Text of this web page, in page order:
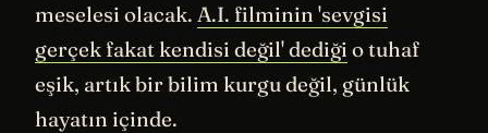
meselesi olacak. A.I. filminin 'sevgisi
gerçek fakat kendisi değil' dediği o tuhaf
eşik, artık bir bilim kurgu değil, günlük
hayatın içinde.